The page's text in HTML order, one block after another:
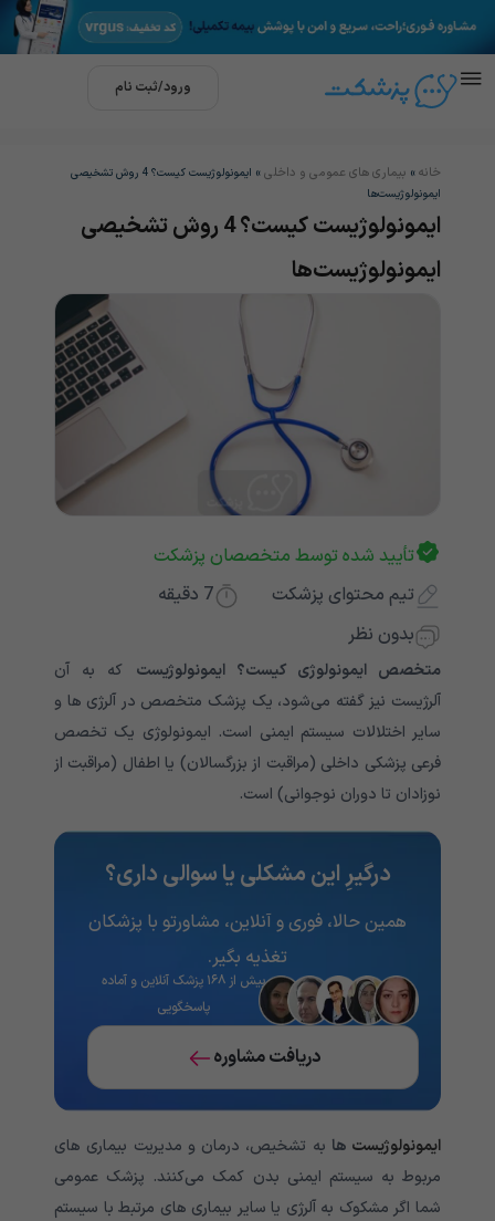
ورود/ثبت نام
خانه » بیماری های عمومی و داخلی »
ایمونولوژیست کیست؟ 4 روش تشخیصی
ایمونولوژیست‌‌ها
ایمونولوژیست کیست؟ 4 روش تشخیصی
ایمونولوژیست‌‌ها
تأیید شده توسط متخصصان پزشکت
تیم محتوای پزشکت
7 دقیقه
بدون نظر
متخصص ایمونولوژی کیست؟ ایمونولوژیست که به آن
آلرژیست نیز گفته می‌‌‌‌‌‌‌‌‌‌‌‌‌شود، یک پزشک متخصص در آلرژی ها و
سایر اختلالات سیستم ایمنی است. ایمونولوژی یک تخصص
فرعی پزشکی داخلی (مراقبت از بزرگسالان) یا اطفال (مراقبت از
نوزادان تا دوران نوجوانی) است.
درگیرِ این مشکلی یا سوالی داری؟
همین حالا، فوری و آنلاین، مشاورتو با پزشکان
تغذیه‌ بگیر.
بیش از ۱۶۸ پزشک آنلاین و آماده
پاسخگویی
دریافت مشاوره
ایمونولوژیست ها به تشخیص، درمان و مدیریت بیماری های
مربوط به سیستم ایمنی بدن کمک می‌‌‌‌‌‌‌‌‌‌‌‌‌کنند. پزشک عمومی‌‌‌‌‌‌‌‌‌‌‌‌‌
شما اگر مشکوک به آلرژی یا سایر بیماری های مرتبط با سیستم